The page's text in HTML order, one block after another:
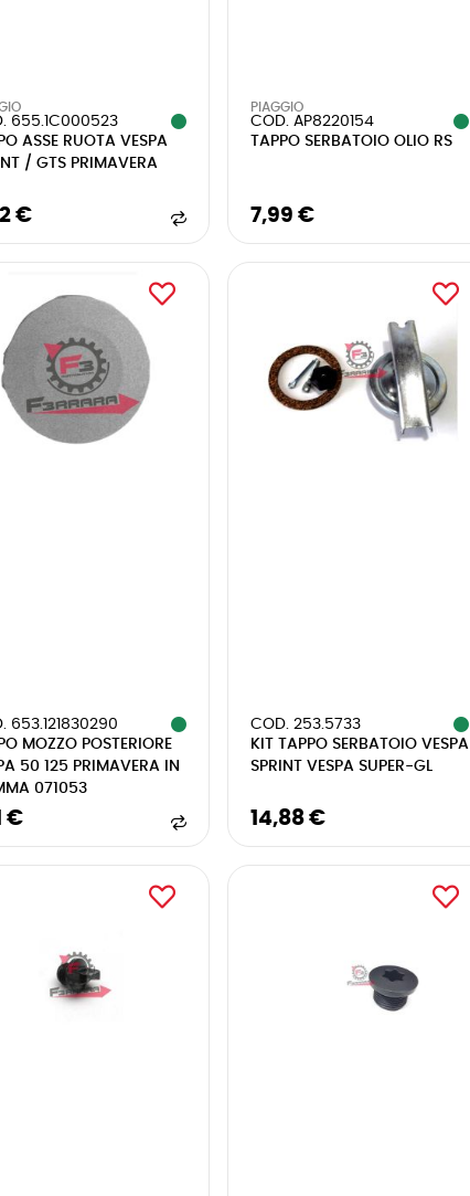
655.1C000523
ASSE RUOTA VESPA
/ GTS PRIMAVERA
€
PIAGGIO
COD. AP8220154
TAPPO SERBATOIO OLIO RS
7,99 €
653.121830290
MOZZO POSTERIORE
50 125 PRIMAVERA IN
071053
€
COD. 253.5733
KIT TAPPO SERBATOIO VESPA
SPRINT VESPA SUPER-GL
14,88 €